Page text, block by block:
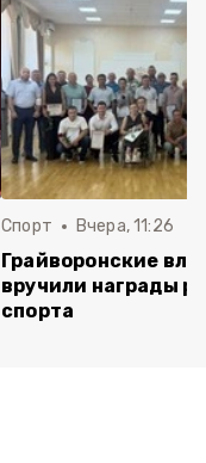
Спорт Вчера, 11:26
Грайворонские
вручили награды
спорта